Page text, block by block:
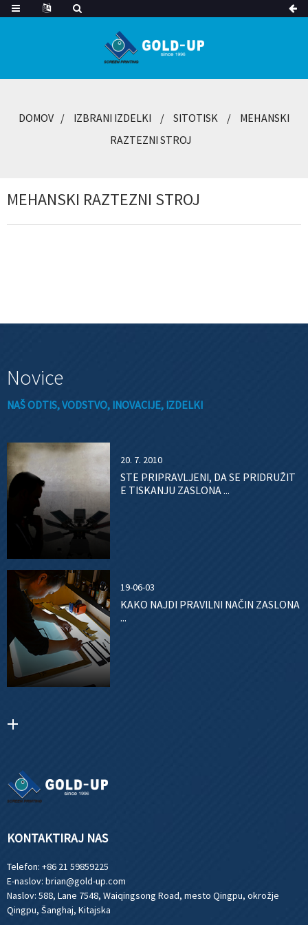
DOMOV IZBRANI IZDELKI SITOTISK
MEHANSKI
RAZTEZNI STROJ
MEHANSKI RAZTEZNI STROJ
Novice
NAŠ ODTIS, VODSTVO, INOVACIJE, IZDELKI
20. 7. 2010
STE PRIPRAVLJENI, DA SE PRIDRUŽIT
E TISKANJU ZASLONA ...
19-06-03
KAKO NAJDI PRAVILNI NAČIN ZASLONA
...
KONTAKTIRAJ NAS
Telefon: +86 21 59859225
E-naslov: brian@gold-up.com
Naslov: 588, Lane 7548, Waiqingsong Road, mesto Qingpu, okrožje
Qingpu, Šanghaj, Kitajska